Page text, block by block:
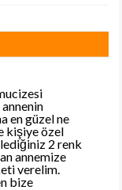
en güzel ne
kişiye özel
2 renk
annemize
verelim.
bize